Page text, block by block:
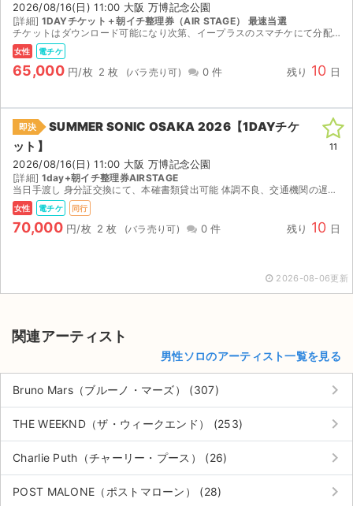
2026/08/16(日) 11:00 大阪 万博記念公園
[詳細] 1DAYチケット＋朝イチ整理券（AIR STAGE） 最速当選
チケットはダウンロード可能になり次第、イープラスのスマチケにて分配します。 チケット8/9 朝イチ整理券8/15 ともに15:00〜ダウンロード可能。 朝イチ整理券で、朝イチ番 開場時間...
女性 電チケ
65,000 円/枚 2 枚 0 件 残り 10 日
即決
SUMMER SONIC OSAKA 2026【1DAYチケ
ット】
2026/08/16(日) 11:00 大阪 万博記念公園
[詳細] 1day+朝イチ整理券AIRSTAGE
当日手渡し 身分証交換にて、本確書類貸出可能 体調不良、交通機関の遅延、お目当てのアーティストの不在等主催者側の公演中止以外いかなる理由・場合もキャンセルや返金はいたしかねます。 買い手都合の...
女性 電チケ 同行
70,000 円/枚 2 枚 0 件 残り 10 日
11
2026-08-06更新
関連アーティスト
男性ソロのアーティスト一覧を見る
Bruno Mars（ブルーノ・マーズ） (307) keyboard_arrow_right
THE WEEKND（ザ・ウィークエンド） (253) keyboard_arrow_right
Charlie Puth（チャーリー・プース） (26) keyboard_arrow_right
POST MALONE（ポストマローン） (28) keyboard_arrow_right